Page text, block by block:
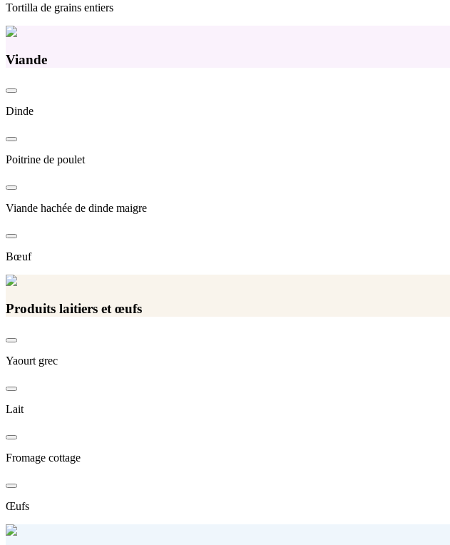
Tortilla de grains entiers
Viande
Dinde
Poitrine de poulet
Viande hachée de dinde maigre
Bœuf
Produits laitiers et œufs
Yaourt grec
Lait
Fromage cottage
Œufs